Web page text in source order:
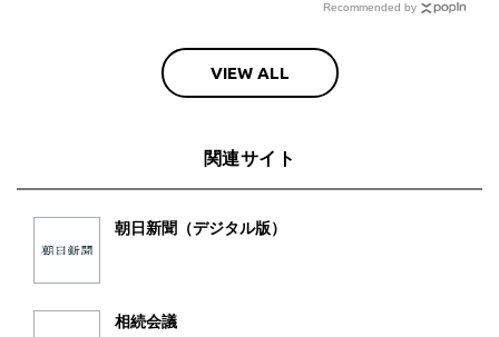
Recommended by
VIEW ALL
関連サイト
朝日新聞（デジタル版）
相続会議